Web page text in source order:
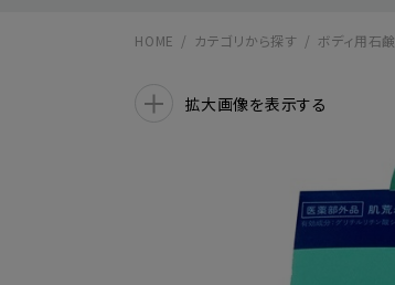
HOME カテゴリから探す ボディ用石鹸
拡大画像を表示する